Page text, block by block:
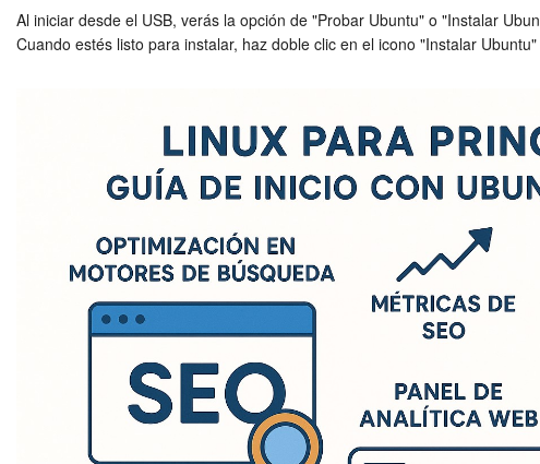
Al iniciar desde el USB, verás la opción de "Probar Ubuntu" o "Instalar
Cuando estés listo para instalar, haz doble clic en el icono "Instalar